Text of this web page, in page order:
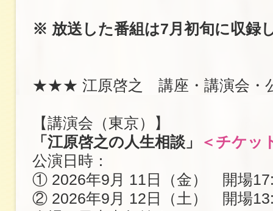
※ 放送した番組は7月初旬に収録
★★★ 江原啓之 講座・講演会
【講演会（東京）】
「江原啓之の人生相談」
＜チケッ
公演日時：
① 2026年9月 11日（金） 開場
② 2026年9月 12日（土） 開場